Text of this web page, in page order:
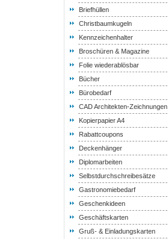
Briefhüllen
Christbaumkugeln
Kennzeichenhalter
Broschüren & Magazine
Folie wiederablösbar
Bücher
Bürobedarf
CAD Architekten-Zeichnungen
Kopierpapier A4
Rabattcoupons
Deckenhänger
Diplomarbeiten
Selbstdurchschreibesätze
Gastronomiebedarf
Geschenkideen
Geschäftskarten
Gruß- & Einladungskarten